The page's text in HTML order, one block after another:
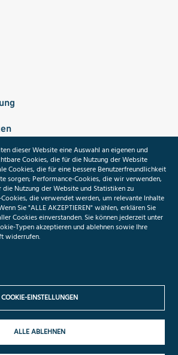
Initiative
Gesundheitsforschung
dieser Website eine Auswahl an eigenen und
Cookies, die für die Nutzung der Website
Cookies, die für eine bessere Benutzerfreundlichkeit
sorgen; Performance-Cookies, die wir verwenden,
Nutzung der Website und Statistiken zu
die verwendet werden, um relevante Inhalte
Sie "ALLE AKZEPTIEREN" wählen, erklären Sie
Cookies einverstanden. Sie können jederzeit unter
Typen akzeptieren und ablehnen sowie Ihre
widerrufen.
COOKIE-EINSTELLUNGEN
ALLE ABLEHNEN